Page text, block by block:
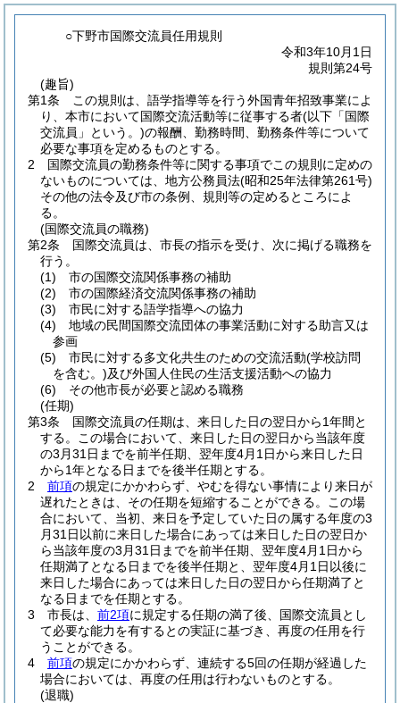
○下野市国際交流員任用規則
令和3年10月1日
規則第24号
(趣旨)
第1条
この規則は、語学指導等を行う外国青年招致事業によ
り、本市において国際交流活動等に従事する者(以下「国際
交流員」という。)の報酬、勤務時間、勤務条件等について
必要な事項を定めるものとする。
2
国際交流員の勤務条件等に関する事項でこの規則に定めの
ないものについては、地方公務員法(昭和25年法律第261号)
その他の法令及び市の条例、規則等の定めるところによ
る。
(国際交流員の職務)
第2条
国際交流員は、市長の指示を受け、次に掲げる職務を
行う。
(1)
市の国際交流関係事務の補助
(2)
市の国際経済交流関係事務の補助
(3)
市民に対する語学指導への協力
(4)
地域の民間国際交流団体の事業活動に対する助言又は
参画
(5)
市民に対する多文化共生のための交流活動(学校訪問
を含む。)及び外国人住民の生活支援活動への協力
(6)
その他市長が必要と認める職務
(任期)
第3条
国際交流員の任期は、来日した日の翌日から1年間と
する。
この場合において、来日した日の翌日から当該年度
の3月31日までを前半任期、翌年度4月1日から来日した日
から1年となる日までを後半任期とする。
2
前項の規定にかかわらず、やむを得ない事情により来日が
遅れたときは、その任期を短縮することができる。
この場
合において、当初、来日を予定していた日の属する年度の3
月31日以前に来日した場合にあっては来日した日の翌日か
ら当該年度の3月31日までを前半任期、翌年度4月1日から
任期満了となる日までを後半任期と、翌年度4月1日以後に
来日した場合にあっては来日した日の翌日から任期満了と
なる日までを任期とする。
3
市長は、 前2項に規定する任期の満了後、国際交流員とし
て必要な能力を有するとの実証に基づき、再度の任用を行
うことができる。
4
前項の規定にかかわらず、連続する5回の任期が経過した
場合においては、再度の任用は行わないものとする。
(退職)